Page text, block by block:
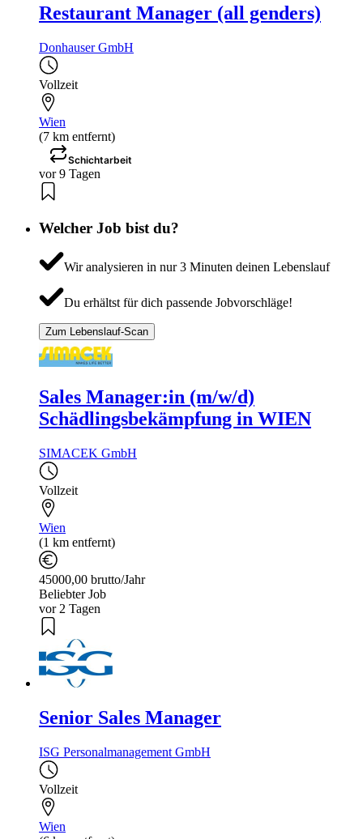
Restaurant Manager (all genders)
Donhauser GmbH
Vollzeit
Wien
(7 km entfernt)
Schichtarbeit
vor 9 Tagen
Welcher Job bist du?
Wir analysieren in nur 3 Minuten deinen Lebenslauf
Du erhältst für dich passende Jobvorschläge!
Zum Lebenslauf-Scan
Sales Manager:in (m/w/d)
Schädlingsbekämpfung in WIEN
SIMACEK GmbH
Vollzeit
Wien
(1 km entfernt)
45000,00 brutto/Jahr
Beliebter Job
vor 2 Tagen
Senior Sales Manager
ISG Personalmanagement GmbH
Vollzeit
Wien